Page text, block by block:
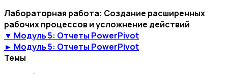
Лабораторная работа: Создание расширенных
рабочих процессов и усложнение действий
▼ Модуль 5: Отчеты PowerPivot
► Модуль 5: Отчеты PowerPivot
Темы